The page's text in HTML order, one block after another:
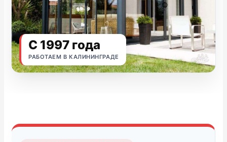
С 1997 года
РАБОТАЕМ В КАЛИНИНГРАДЕ